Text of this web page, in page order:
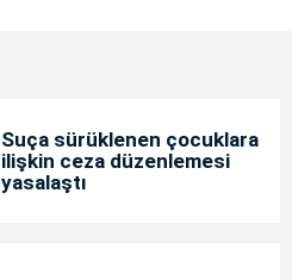
Suça sürüklenen çocuklara
ilişkin ceza düzenlemesi
yasalaştı